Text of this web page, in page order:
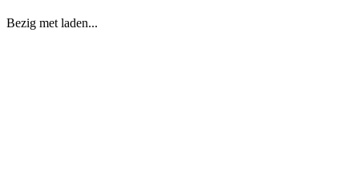
Bezig met laden...